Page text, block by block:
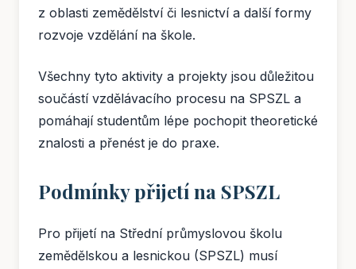
z oblasti zemědělství či lesnictví a další formy
rozvoje vzdělání na škole.
Všechny tyto aktivity a projekty jsou důležitou
součástí vzdělávacího procesu na SPSZL a
pomáhají studentům lépe pochopit theoretické
znalosti a přenést je do praxe.
Podmínky přijetí na SPSZL
Pro přijetí na Střední průmyslovou školu
zemědělskou a lesnickou (SPSZL) musí